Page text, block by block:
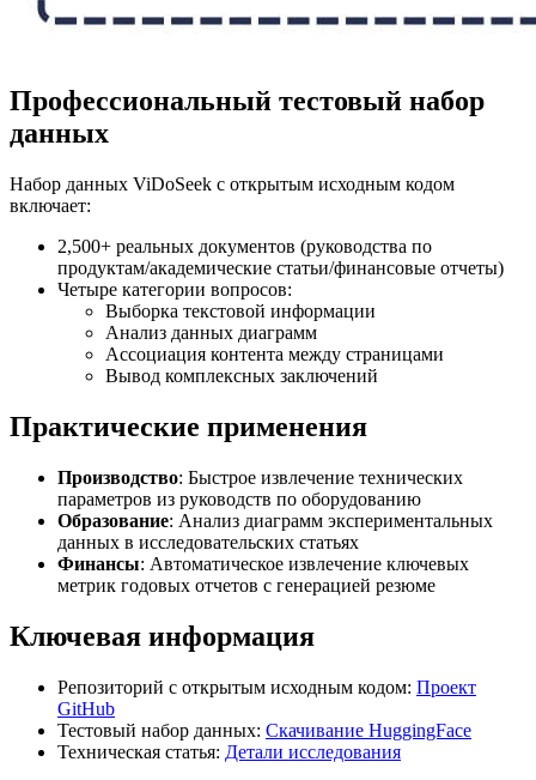
Профессиональный тестовый набор
данных
Набор данных ViDoSeek с открытым исходным кодом
включает:
2,500+ реальных документов (руководства по
продуктам/академические статьи/финансовые отчеты)
Четыре категории вопросов:
Выборка текстовой информации
Анализ данных диаграмм
Ассоциация контента между страницами
Вывод комплексных заключений
Практические применения
Производство: Быстрое извлечение технических
параметров из руководств по оборудованию
Образование: Анализ диаграмм экспериментальных
данных в исследовательских статьях
Финансы: Автоматическое извлечение ключевых
метрик годовых отчетов с генерацией резюме
Ключевая информация
Репозиторий с открытым исходным кодом: Проект
GitHub
Тестовый набор данных: Скачивание HuggingFace
Техническая статья: Детали исследования